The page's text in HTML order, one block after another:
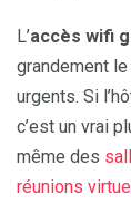
L’accès wifi
grandement
urgents. Si
c’est un vrai
même des
réunions